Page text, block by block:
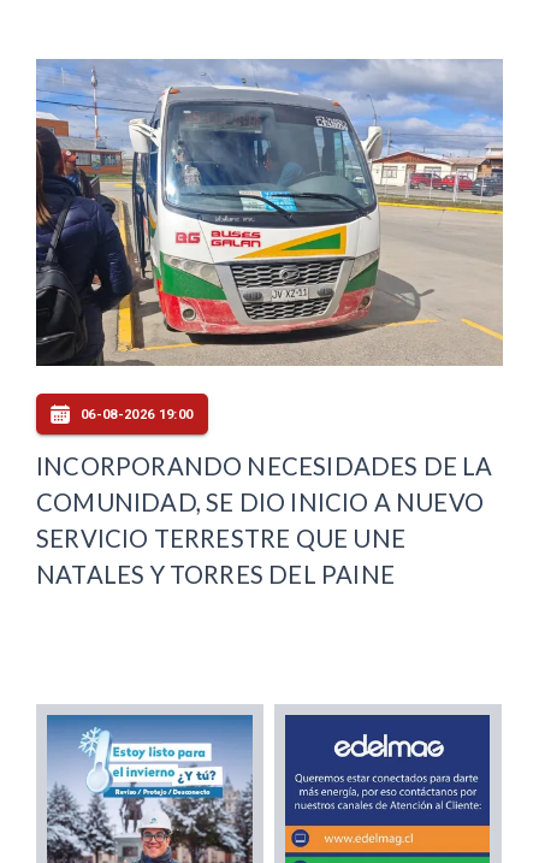
06-08-2026 19:00
INCORPORANDO NECESIDADES DE LA
COMUNIDAD, SE DIO INICIO A NUEVO
SERVICIO TERRESTRE QUE UNE
NATALES Y TORRES DEL PAINE